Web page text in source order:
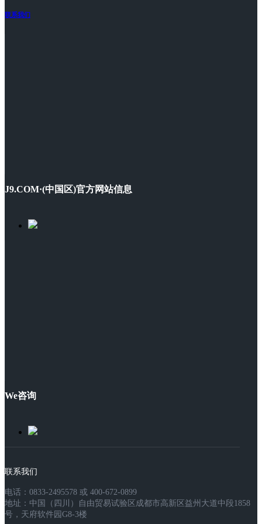
联系我们
J9.COM·(中国区)官方网站信息
We咨询
联系我们
电话：0833-2495578 或 400-672-0899
地址：中国（四川）自由贸易试验区成都市高新区益州大道中段1858
号，天府软件园G8-3楼